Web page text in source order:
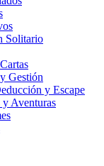
Solitario
Gestión
y Escape
Aventuras